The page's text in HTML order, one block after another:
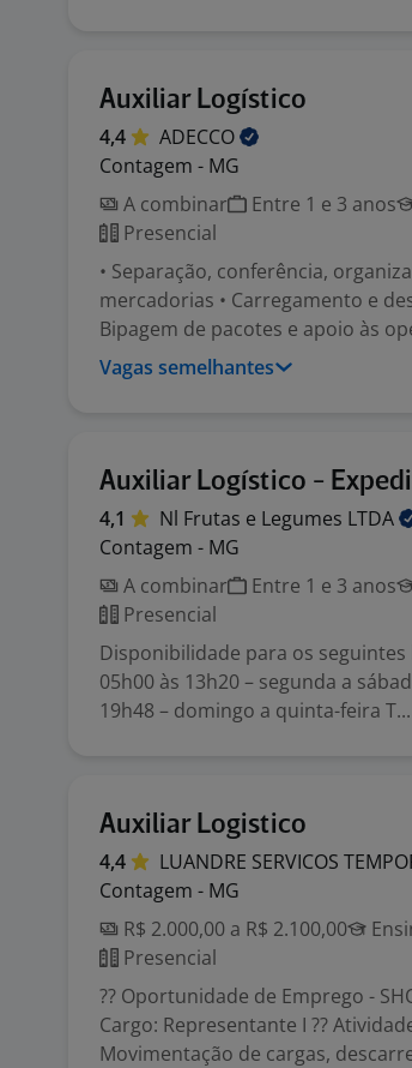
Auxiliar Logístico
4,4
ADECCO
Contagem - MG
A combinar
Entre 1 e 3 anos
Presencial
• Separação, conferência,
mercadorias • Carregamento e
Bipagem de pacotes e apoio às
Vagas semelhantes
Auxiliar Logístico -
4,1 Nl Frutas e Legumes LTDA
Contagem - MG
A combinar
Entre 1 e 3 anos
Presencial
Disponibilidade para os
05h00 às 13h20 – segunda a
19h48 – domingo a quinta-feira T...
Auxiliar Logistico
4,4 LUANDRE SERVICOS
Contagem - MG
R$ 2.000,00 a R$ 2.100,00
Presencial
?? Oportunidade de Emprego -
Cargo: Representante I ??
Movimentação de cargas,